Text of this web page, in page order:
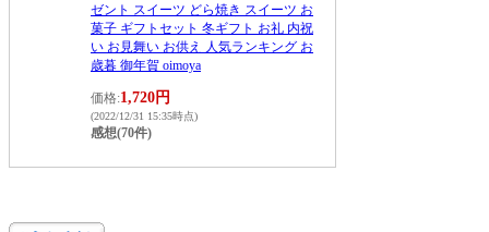
ゼント スイーツ どら焼き スイーツ お
菓子 ギフトセット 冬ギフト お礼 内祝
い お見舞い お供え 人気ランキング お
歳暮 御年賀 oimoya
価格:1,720円
(2022/12/31 15:35時点)
感想(70件)